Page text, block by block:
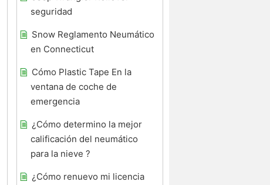
seguridad
Snow Reglamento Neumático
en Connecticut
Cómo Plastic Tape En la
ventana de coche de
emergencia
¿Cómo determino la mejor
calificación del neumático
para la nieve ?
¿Cómo renuevo mi licencia